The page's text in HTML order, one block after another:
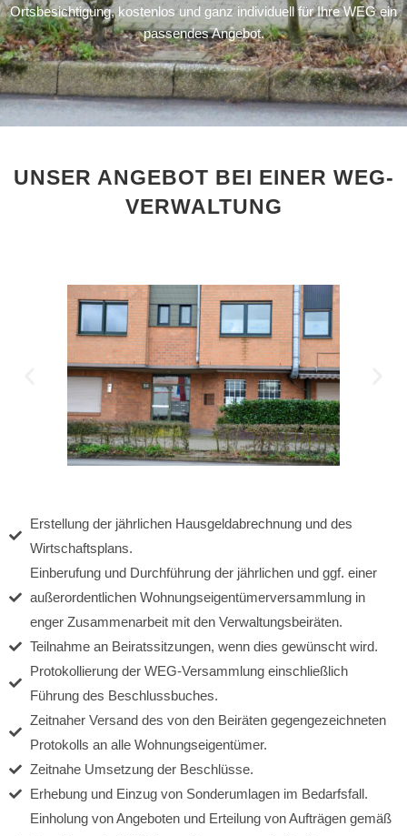
Ortsbesichtigung, kostenlos und ganz individuell für Ihre WEG ein
passendes Angebot.
UNSER ANGEBOT BEI EINER WEG-
VERWALTUNG
Erstellung der jährlichen Hausgeldabrechnung und des
Wirtschaftsplans.
Einberufung und Durchführung der jährlichen und ggf. einer
außerordentlichen Wohnungseigentümerversammlung in
enger Zusammenarbeit mit den Verwaltungsbeiräten.
Teilnahme an Beiratssitzungen, wenn dies gewünscht wird.
Protokollierung der WEG-Versammlung einschließlich
Führung des Beschlussbuches.
Zeitnaher Versand des von den Beiräten gegengezeichneten
Protokolls an alle Wohnungseigentümer.
Zeitnahe Umsetzung der Beschlüsse.
Erhebung und Einzug von Sonderumlagen im Bedarfsfall.
Einholung von Angeboten und Erteilung von Aufträgen gemäß